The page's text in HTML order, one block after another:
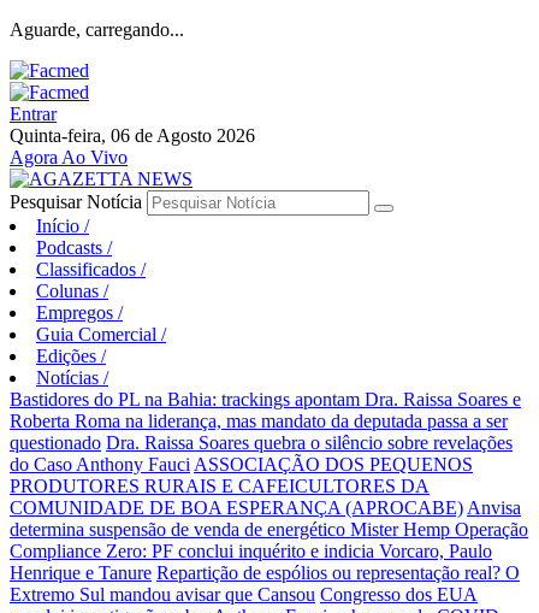
Aguarde, carregando...
Entrar
Quinta-feira, 06 de Agosto 2026
Agora Ao Vivo
Pesquisar Notícia
Início /
Podcasts /
Classificados /
Colunas /
Empregos /
Guia Comercial /
Edições /
Notícias /
Bastidores do PL na Bahia: trackings apontam Dra. Raissa Soares e
Roberta Roma na liderança, mas mandato da deputada passa a ser
questionado Dra. Raissa Soares quebra o silêncio sobre revelações
do Caso Anthony Fauci ASSOCIAÇÃO DOS PEQUENOS
PRODUTORES RURAIS E CAFEICULTORES DA
COMUNIDADE DE BOA ESPERANÇA (APROCABE) Anvisa
determina suspensão de venda de energético Mister Hemp Operação
Compliance Zero: PF conclui inquérito e indicia Vorcaro, Paulo
Henrique e Tanure Repartição de espólios ou representação real? O
Extremo Sul mandou avisar que Cansou Congresso dos EUA